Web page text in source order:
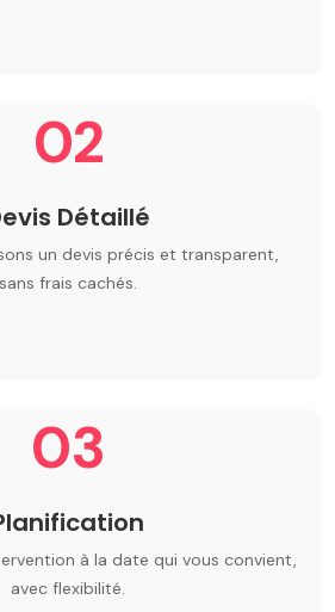
02
Détaillé
un devis précis et transparent,
sans frais cachés.
03
à la date qui vous convient,
avec flexibilité.